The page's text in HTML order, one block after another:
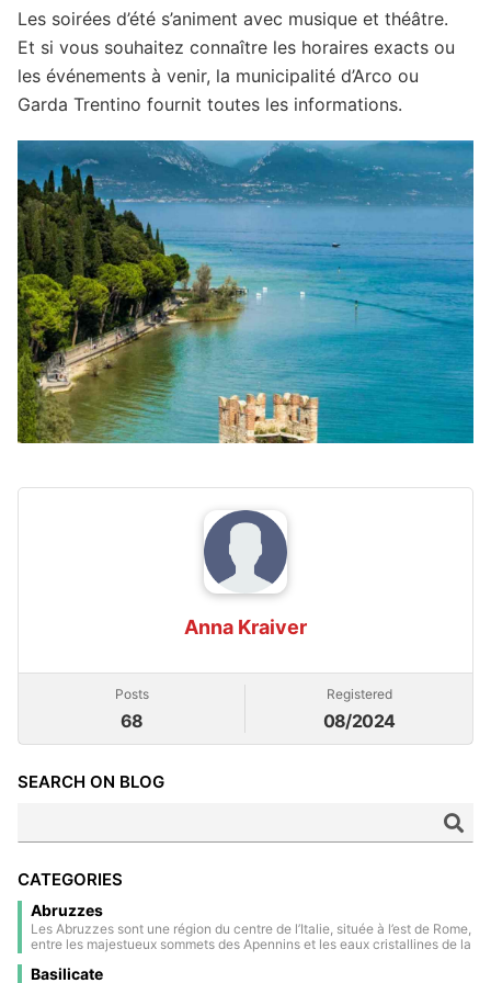
Les soirées d’été s’animent avec musique et théâtre.
Et si vous souhaitez connaître les horaires exacts ou
les événements à venir, la municipalité d’Arco ou
Garda Trentino fournit toutes les informations.
Anna Kraiver
Posts
68
Registered
08/2024
SEARCH ON BLOG
CATEGORIES
Abruzzes
Les Abruzzes sont une région du centre de l’Italie, située à l’est de Rome,
entre les majestueux sommets des Apennins et les eaux cristallines de la
parcs nationaux et des réserves naturelles, ce qui en fait l’une des
Basilicate